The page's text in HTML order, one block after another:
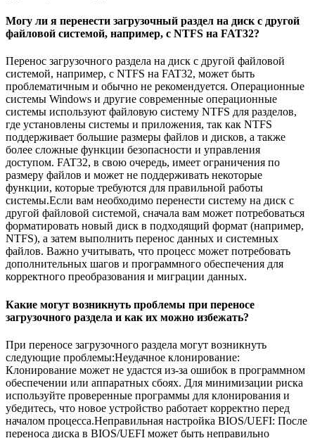
Могу ли я перенести загрузочный раздел на диск с другой
файловой системой, например, с NTFS на FAT32?
Перенос загрузочного раздела на диск с другой файловой
системой, например, с NTFS на FAT32, может быть
проблематичным и обычно не рекомендуется. Операционные
системы Windows и другие современные операционные
системы используют файловую систему NTFS для разделов,
где установлены системы и приложения, так как NTFS
поддерживает большие размеры файлов и дисков, а также
более сложные функции безопасности и управления
доступом. FAT32, в свою очередь, имеет ограничения по
размеру файлов и может не поддерживать некоторые
функции, которые требуются для правильной работы
системы.Если вам необходимо перенести систему на диск с
другой файловой системой, сначала вам может потребоваться
форматировать новый диск в подходящий формат (например,
NTFS), а затем выполнить перенос данных и системных
файлов. Важно учитывать, что процесс может потребовать
дополнительных шагов и программного обеспечения для
корректного преобразования и миграции данных.
Какие могут возникнуть проблемы при переносе
загрузочного раздела и как их можно избежать?
При переносе загрузочного раздела могут возникнуть
следующие проблемы:Неудачное клонирование:
Клонирование может не удастся из-за ошибок в программном
обеспечении или аппаратных сбоях. Для минимизации риска
используйте проверенные программы для клонирования и
убедитесь, что новое устройство работает корректно перед
началом процесса.Неправильная настройка BIOS/UEFI: После
переноса диска в BIOS/UEFI может быть неправильно